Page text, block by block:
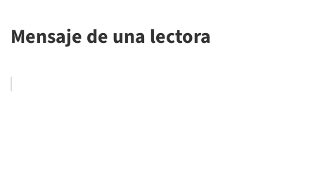
Mensaje de una lectora